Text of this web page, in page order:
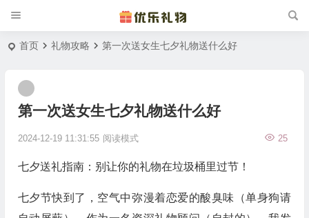
首页 礼物攻略 第一次送女生七夕礼物送什么好
第一次送女生七夕礼物送什么好
2024-12-19 11:31:55 25
阅读模式
七夕送礼指南：别让你的礼物在垃圾桶里过节！
七夕节快到了，空气中弥漫着恋爱的酸臭味（单身狗请